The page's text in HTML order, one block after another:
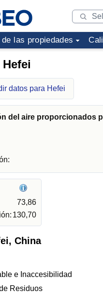
las propiedades
datos para Hefei
del aire proporcionados
73,86
130,70
China
e Inaccesibilidad
Residuos